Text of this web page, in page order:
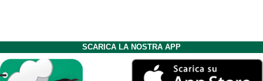
SCARICA LA NOSTRA APP